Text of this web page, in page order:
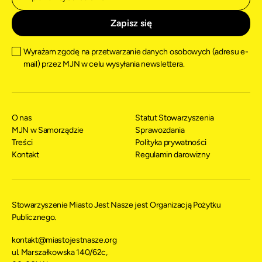
Wyrażam zgodę na przetwarzanie danych osobowych (adresu e-
mail) przez MJN w celu wysyłania newslettera.
Stowarzyszenie Miasto Jest Nasze jest Organizacją Pożytku
Publicznego.
kontakt@miastojestnasze.org
ul. Marszałkowska 140/62c,
O nas
MJN w Samorządzie
Treści
Kontakt
Statut Stowarzyszenia
Sprawozdania
Polityka prywatności
Regulamin darowizny